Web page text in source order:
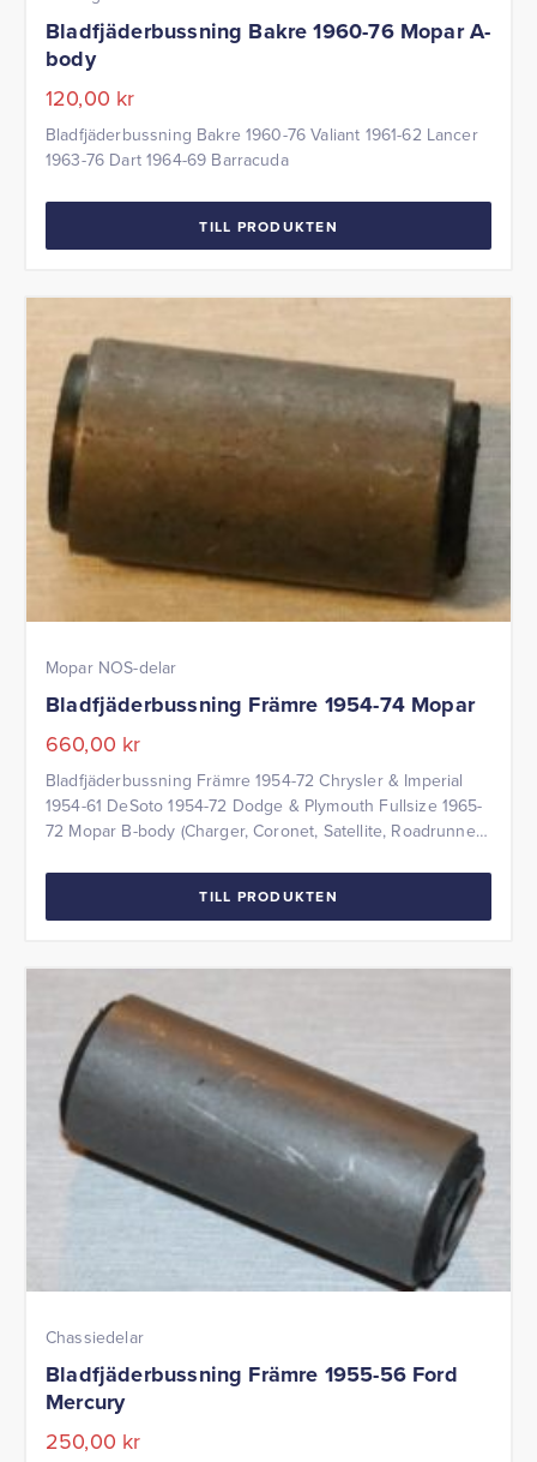
Bladfjäderbussning Bakre 1960-76 Mopar A-
body
120,00 kr
Bladfjäderbussning Bakre 1960-76 Valiant 1961-62 Lancer
1963-76 Dart 1964-69 Barracuda
TILL PRODUKTEN
Mopar NOS-delar
Bladfjäderbussning Främre 1954-74 Mopar
660,00 kr
Bladfjäderbussning Främre 1954-72 Chrysler & Imperial
1954-61 DeSoto 1954-72 Dodge & Plymouth Fullsize 1965-
72 Mopar B-body (Charger, Coronet, Satellite, Roadrunner)
TILL PRODUKTEN
Chassiedelar
Bladfjäderbussning Främre 1955-56 Ford
Mercury
250,00 kr